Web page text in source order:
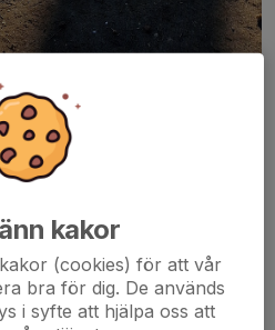
för att nästa vecka gå
18st/gång dessa torsdagar vi har
att det har gett något till barnen
bli starkare och orka mer på
kakor
(cookies) för att vår
bra för dig. De används
i syfte att hjälpa oss att